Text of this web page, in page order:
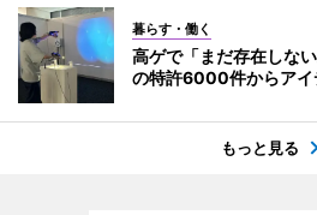
暮らす・働く
高ゲで「まだ存在しな
の特許6000件からアイ
もっと見る